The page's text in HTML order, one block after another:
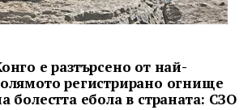
е разтърсено от най-
регистрирано огнище
болестта ебола в страната: СЗО